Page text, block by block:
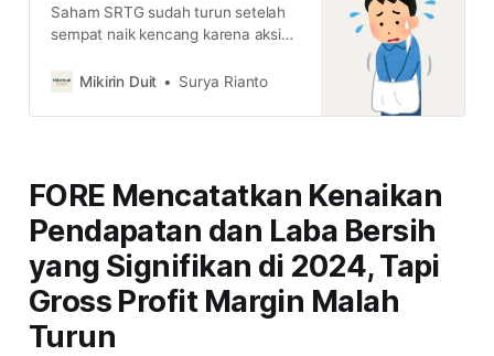
Saham SRTG sudah turun setelah
sempat naik kencang karena aksi
SRTG saat ini sudah murah? simak
Mikirin Duit Surya Rianto
FORE Mencatatkan Kenaikan
Pendapatan dan Laba Bersih
yang Signifikan di 2024, Tapi
Gross Profit Margin Malah
Turun